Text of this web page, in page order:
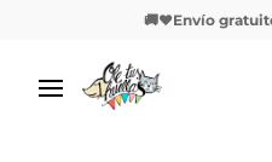
🚚❤️Envío